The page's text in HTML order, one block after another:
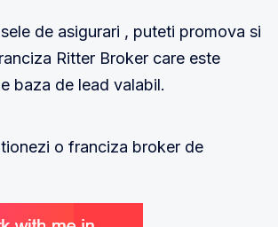
de asigurari , puteti promova si
Ritter Broker care este
baza de lead valabil.
o franciza broker de